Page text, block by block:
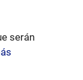
serán